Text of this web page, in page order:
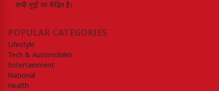
सभी मुद्दों पर केंद्रित है।
POPULAR CATEGORIES
Lifestyle
Tech & Automobiles
Entertainment
National
Health